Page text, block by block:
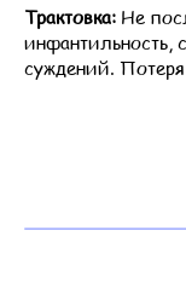
Трактовка: Не
инфантильность,
суждений.